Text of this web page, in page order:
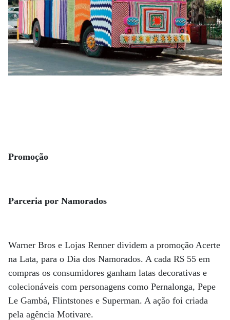
Promoção
Parceria por Namorados
Warner Bros e Lojas Renner dividem a promoção Acerte
na Lata, para o Dia dos Namorados. A cada R$ 55 em
compras os consumidores ganham latas decorativas e
colecionáveis com personagens como Pernalonga, Pepe
Le Gambá, Flintstones e Superman. A ação foi criada
pela agência Motivare.